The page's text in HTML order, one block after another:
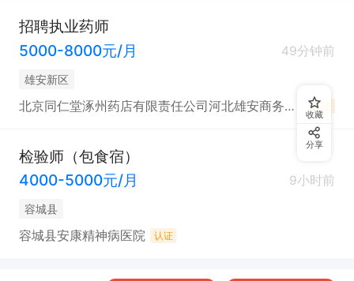
招聘执业药师
5000-8000元/月
49分钟前
雄安新区
北京同仁堂涿州药店有限责任公司河北雄安商务服务中心分公司 认证
检验师（包食宿）
4000-5000元/月
9小时前
容城县
容城县安康精神病医院 认证
收藏
分享